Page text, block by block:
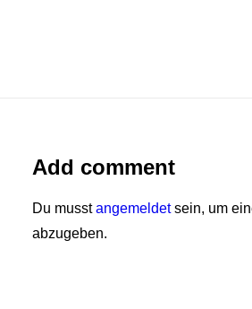
Add comment
Du musstangemeldetsein, um
abzugeben.